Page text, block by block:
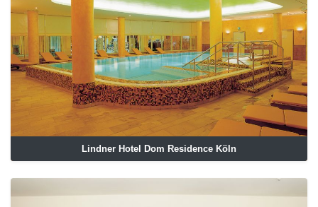
Lindner Hotel Dom Residence Köln